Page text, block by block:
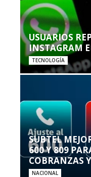
USUARIOS
INSTAGRAM
TECNOLOGÍA
SUBTEL
600 Y 809
COBRANZAS
NACIONAL